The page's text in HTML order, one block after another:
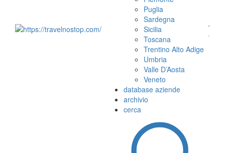
Puglia
Sardegna
Sicilia
Toscana
Trentino Alto Adige
Umbria
Valle D’Aosta
Veneto
database aziende
archivio
cerca